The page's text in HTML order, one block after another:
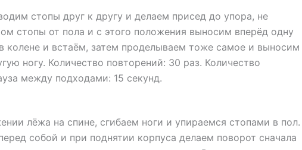
стопы друг к другу и делаем присед до упора, не
стопы от пола и с этого положения выносим вперёд одну
колене и встаём, затем проделываем тоже самое и выносим
ногу. Количество повторений: 30 раз. Количество
между подходами: 15 секунд.
лёжа на спине, сгибаем ноги и упираемся стопами в пол.
собой и при поднятии корпуса делаем поворот сначала